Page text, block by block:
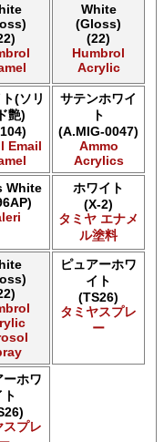
FX
スプレー
ラー
FX
ー
Spray
Air
Spray
White
(Gloss)
(22)
Humbrol
Acrylic
(ソリ
艶)
Email
サテンホワイ
ト
(A.MIG-0047)
Ammo
Acrylics
White
ホワイト
(X-2)
タミヤ エナメ
ル塗料
ピュアーホワ
イト
(TS26)
タミヤスプレ
ー
ーホワ
ト
スプレ